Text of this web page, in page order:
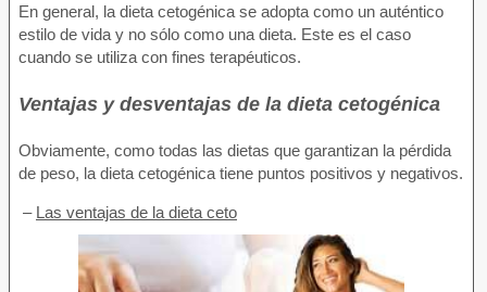
En general, la dieta cetogénica se adopta como un auténtico
estilo de vida y no sólo como una dieta. Este es el caso
cuando se utiliza con fines terapéuticos.
Ventajas y desventajas de la dieta cetogénica
Obviamente, como todas las dietas que garantizan la pérdida
de peso, la dieta cetogénica tiene puntos positivos y negativos.
– Las ventajas de la dieta ceto